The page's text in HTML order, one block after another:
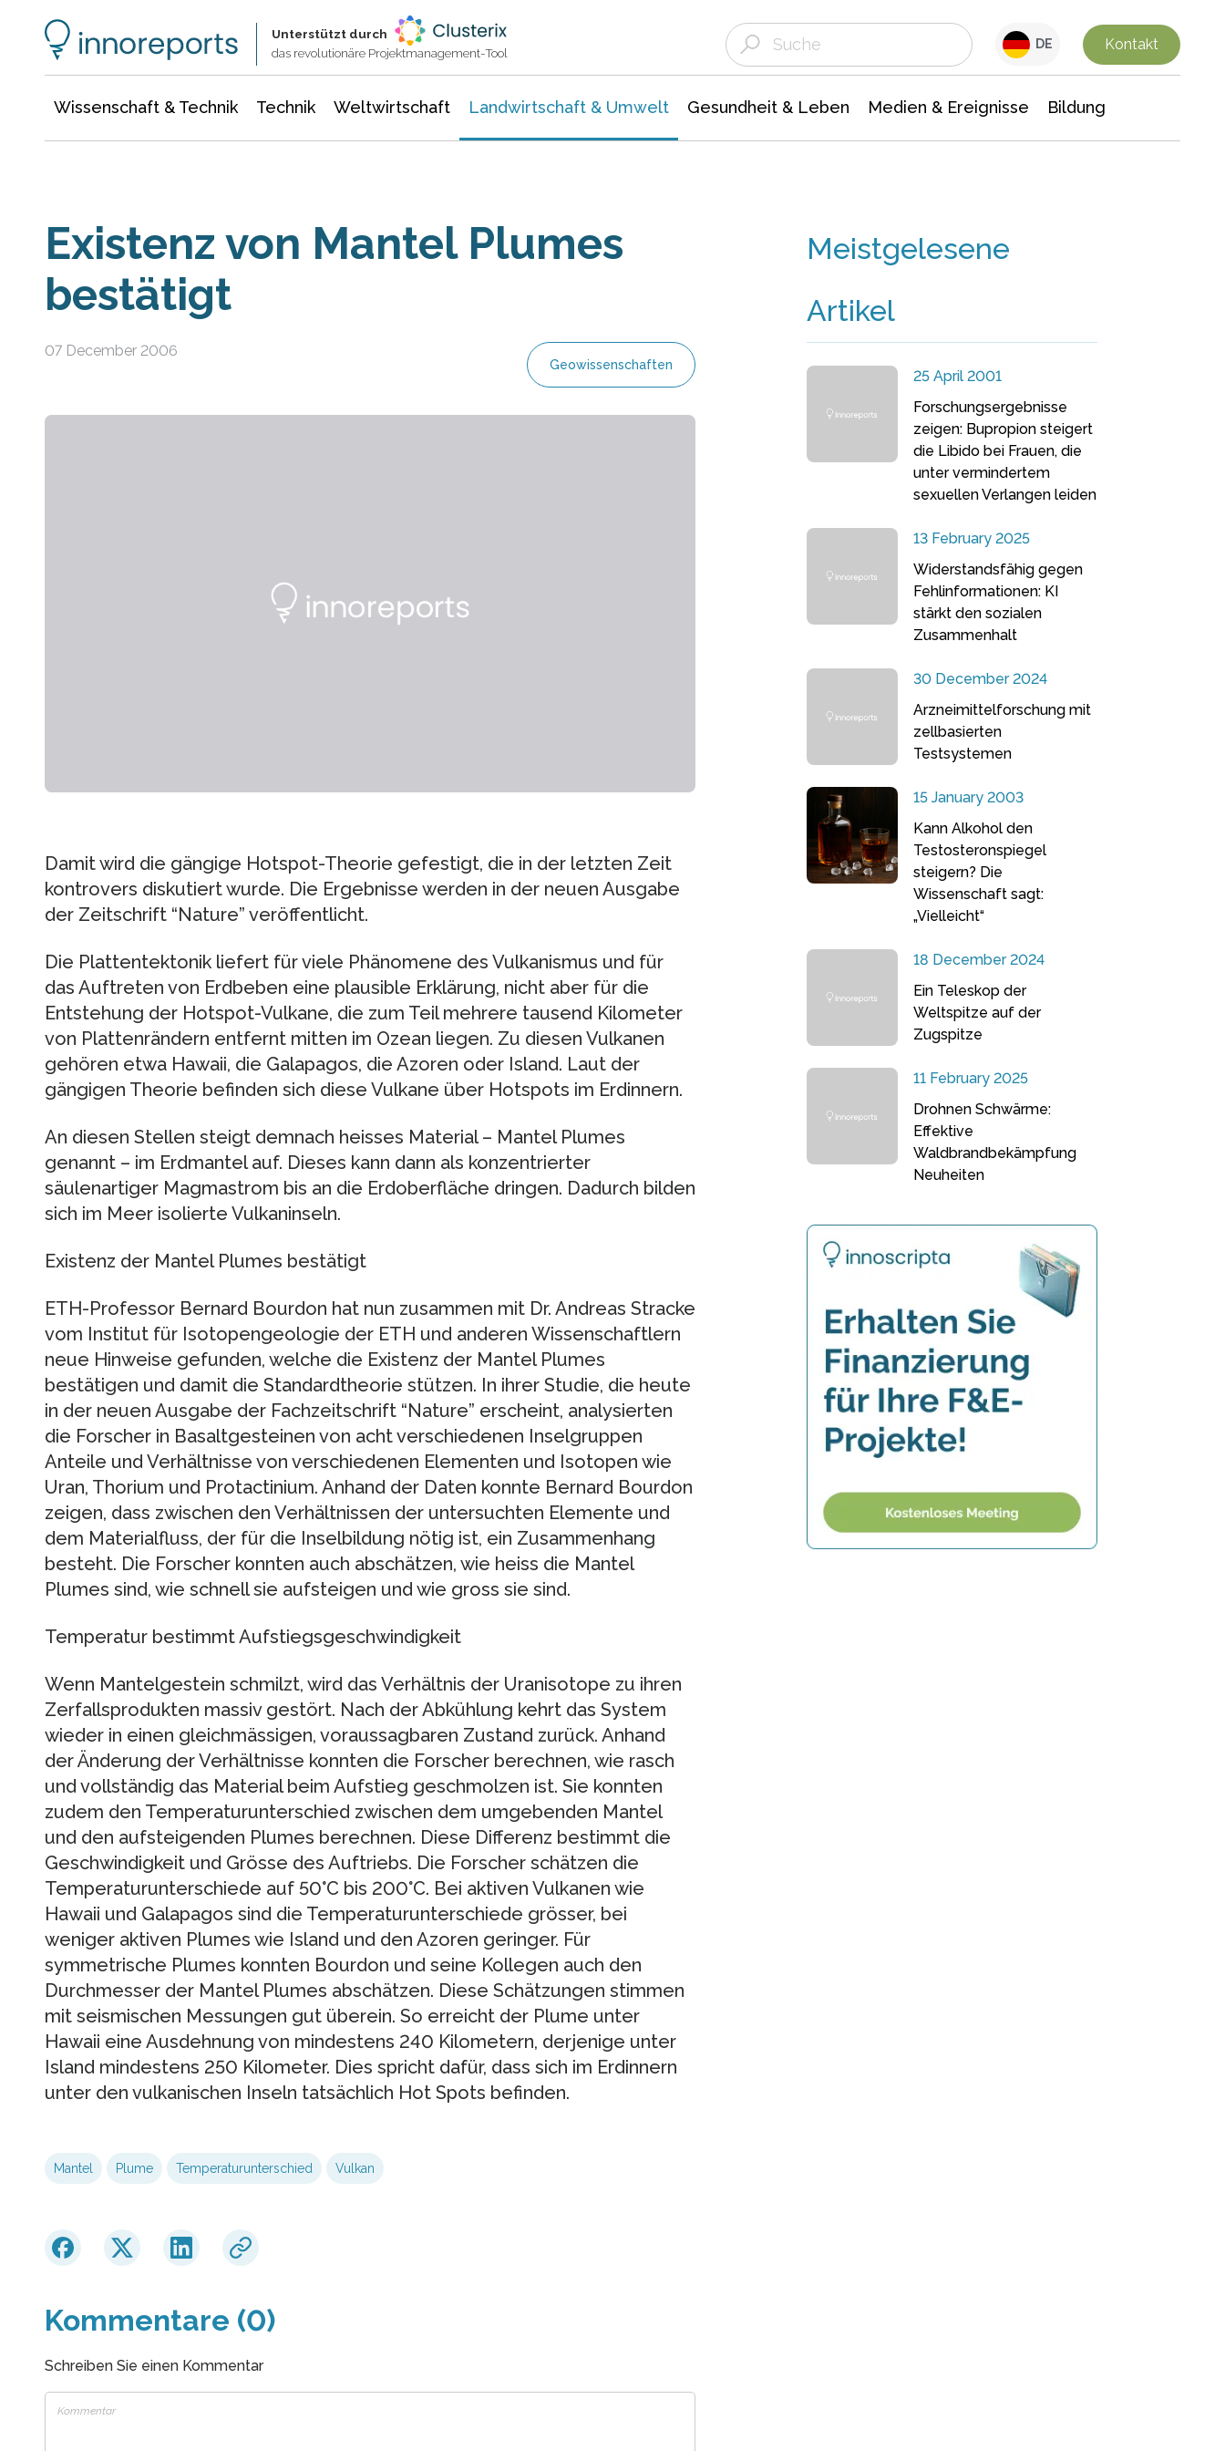
Unterstützt durch
das revolutionäre Projektmanagement-Tool
DE Kontakt
Wissenschaft & Technik Technik Weltwirtschaft Landwirtschaft & Umwelt Gesundheit & Leben Medien & Ereignisse Bildung
Existenz von Mantel Plumes
bestätigt
07 December 2006
Geowissenschaften
Damit wird die gängige Hotspot-Theorie gefestigt, die in der letzten Zeit
kontrovers diskutiert wurde. Die Ergebnisse werden in der neuen Ausgabe
der Zeitschrift “Nature” veröffentlicht.
Die Plattentektonik liefert für viele Phänomene des Vulkanismus und für
das Auftreten von Erdbeben eine plausible Erklärung, nicht aber für die
Entstehung der Hotspot-Vulkane, die zum Teil mehrere tausend Kilometer
von Plattenrändern entfernt mitten im Ozean liegen. Zu diesen Vulkanen
gehören etwa Hawaii, die Galapagos, die Azoren oder Island. Laut der
gängigen Theorie befinden sich diese Vulkane über Hotspots im Erdinnern.
An diesen Stellen steigt demnach heisses Material – Mantel Plumes
genannt – im Erdmantel auf. Dieses kann dann als konzentrierter
säulenartiger Magmastrom bis an die Erdoberfläche dringen. Dadurch bilden
sich im Meer isolierte Vulkaninseln.
Existenz der Mantel Plumes bestätigt
ETH-Professor Bernard Bourdon hat nun zusammen mit Dr. Andreas Stracke
vom Institut für Isotopengeologie der ETH und anderen Wissenschaftlern
neue Hinweise gefunden, welche die Existenz der Mantel Plumes
bestätigen und damit die Standardtheorie stützen. In ihrer Studie, die heute
in der neuen Ausgabe der Fachzeitschrift “Nature” erscheint, analysierten
die Forscher in Basaltgesteinen von acht verschiedenen Inselgruppen
Anteile und Verhältnisse von verschiedenen Elementen und Isotopen wie
Uran, Thorium und Protactinium. Anhand der Daten konnte Bernard Bourdon
zeigen, dass zwischen den Verhältnissen der untersuchten Elemente und
dem Materialfluss, der für die Inselbildung nötig ist, ein Zusammenhang
besteht. Die Forscher konnten auch abschätzen, wie heiss die Mantel
Plumes sind, wie schnell sie aufsteigen und wie gross sie sind.
Temperatur bestimmt Aufstiegsgeschwindigkeit
Wenn Mantelgestein schmilzt, wird das Verhältnis der Uranisotope zu ihren
Zerfallsprodukten massiv gestört. Nach der Abkühlung kehrt das System
wieder in einen gleichmässigen, voraussagbaren Zustand zurück. Anhand
der Änderung der Verhältnisse konnten die Forscher berechnen, wie rasch
und vollständig das Material beim Aufstieg geschmolzen ist. Sie konnten
zudem den Temperaturunterschied zwischen dem umgebenden Mantel
und den aufsteigenden Plumes berechnen. Diese Differenz bestimmt die
Geschwindigkeit und Grösse des Auftriebs. Die Forscher schätzen die
Temperaturunterschiede auf 50°C bis 200°C. Bei aktiven Vulkanen wie
Hawaii und Galapagos sind die Temperaturunterschiede grösser, bei
weniger aktiven Plumes wie Island und den Azoren geringer. Für
symmetrische Plumes konnten Bourdon und seine Kollegen auch den
Durchmesser der Mantel Plumes abschätzen. Diese Schätzungen stimmen
mit seismischen Messungen gut überein. So erreicht der Plume unter
Hawaii eine Ausdehnung von mindestens 240 Kilometern, derjenige unter
Island mindestens 250 Kilometer. Dies spricht dafür, dass sich im Erdinnern
unter den vulkanischen Inseln tatsächlich Hot Spots befinden.
Mantel Plume Temperaturunterschied Vulkan
Kommentare (0)
Schreiben Sie einen Kommentar
Meistgelesene
Artikel
25 April 2001
Forschungsergebnisse
zeigen: Bupropion steigert
die Libido bei Frauen, die
unter vermindertem
sexuellen Verlangen leiden
13 February 2025
Widerstandsfähig gegen
Fehlinformationen: KI
stärkt den sozialen
Zusammenhalt
30 December 2024
Arzneimittelforschung mit
zellbasierten
Testsystemen
15 January 2003
Kann Alkohol den
Testosteronspiegel
steigern? Die
Wissenschaft sagt:
„Vielleicht“
18 December 2024
Ein Teleskop der
Weltspitze auf der
Zugspitze
11 February 2025
Drohnen Schwärme:
Effektive
Waldbrandbekämpfung
Neuheiten